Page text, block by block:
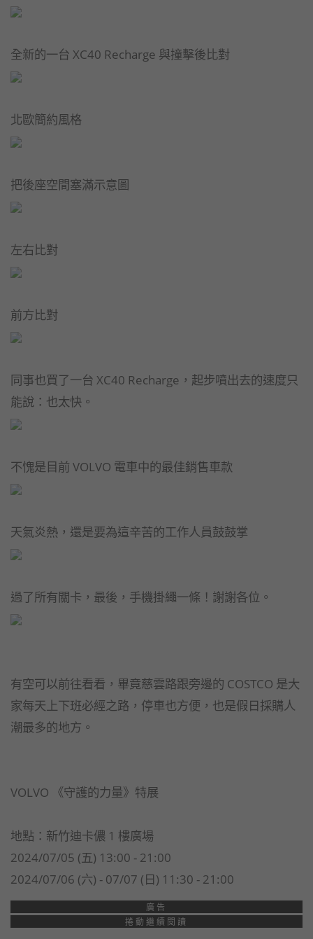
全新的一台 XC40 Recharge 與撞擊後比對
北歐簡約風格
把後座空間塞滿示意圖
左右比對
前方比對
同事也買了一台 XC40 Recharge，起步噴出去的速度只
能說：也太快。
不愧是目前 VOLVO 電車中的最佳銷售車款
天氣炎熱，還是要為這辛苦的工作人員鼓鼓掌
過了所有關卡，最後，手機掛繩一條！謝謝各位。
有空可以前往看看，畢竟慈雲路跟旁邊的 COSTCO 是大
家每天上下班必經之路，停車也方便，也是假日採購人
潮最多的地方。
VOLVO 《守護的力量》特展
地點：新竹迪卡儂 1 樓廣場
2024/07/05 (五) 13:00 - 21:00
2024/07/06 (六) - 07/07 (日) 11:30 - 21:00
廣告
捲動繼續閱讀